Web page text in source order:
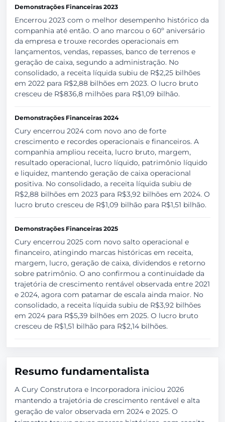
Demonstrações Financeiras 2023
Encerrou 2023 com o melhor desempenho histórico da
companhia até então. O ano marcou o 60º aniversário
da empresa e trouxe recordes operacionais em
lançamentos, vendas, repasses, banco de terrenos e
geração de caixa, segundo a administração. No
consolidado, a receita líquida subiu de R$2,25 bilhões
em 2022 para R$2,88 bilhões em 2023. O lucro bruto
cresceu de R$836,8 milhões para R$1,09 bilhão.
Demonstrações Financeiras 2024
Cury encerrou 2024 com novo ano de forte
crescimento e recordes operacionais e financeiros. A
companhia ampliou receita, lucro bruto, margem,
resultado operacional, lucro líquido, patrimônio líquido
e liquidez, mantendo geração de caixa operacional
positiva. No consolidado, a receita líquida subiu de
R$2,88 bilhões em 2023 para R$3,92 bilhões em 2024. O
lucro bruto cresceu de R$1,09 bilhão para R$1,51 bilhão.
Demonstrações Financeiras 2025
Cury encerrou 2025 com novo salto operacional e
financeiro, atingindo marcas históricas em receita,
margem, lucro, geração de caixa, dividendos e retorno
sobre patrimônio. O ano confirmou a continuidade da
trajetória de crescimento rentável observada entre 2021
e 2024, agora com patamar de escala ainda maior. No
consolidado, a receita líquida subiu de R$3,92 bilhões
em 2024 para R$5,39 bilhões em 2025. O lucro bruto
cresceu de R$1,51 bilhão para R$2,14 bilhões.
Resumo fundamentalista
A Cury Construtora e Incorporadora iniciou 2026
mantendo a trajetória de crescimento rentável e alta
geração de valor observada em 2024 e 2025. O